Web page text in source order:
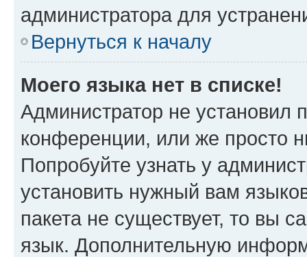
администратора для
Вернуться к началу
Моего языка нет в списке!
Администратор не установил
конференции, или же просто
Попробуйте узнать у
установить нужный вам
пакета не существует, то вы
язык. Дополнительную